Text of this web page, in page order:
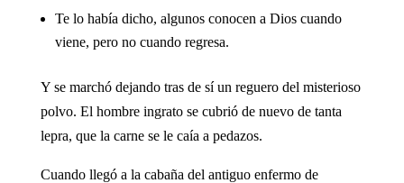
Te lo había dicho, algunos conocen a Dios cuando
viene, pero no cuando regresa.
Y se marchó dejando tras de sí un reguero del misterioso
polvo. El hombre ingrato se cubrió de nuevo de tanta
lepra, que la carne se le caía a pedazos.
Cuando llegó a la cabaña del antiguo enfermo de